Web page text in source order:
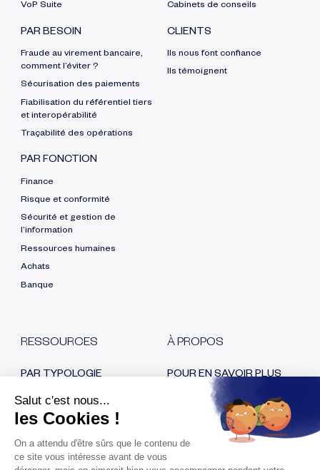
VoP Suite
PAR BESOIN
Fraude au virement bancaire,
comment l’éviter ?
Sécurisation des paiements
Fiabilisation du référentiel tiers
et interopérabilité
Traçabilité des opérations
PAR FONCTION
Finance
Risque et conformité
Sécurité et gestion de
l’information
Ressources humaines
Achats
Banque
Cabinets de conseils
CLIENTS
Ils nous font confiance
Ils témoignent
RESSOURCES
PAR TYPOLOGIE
Blog
E-book
Replays
À PROPOS
POUR EN SAVOIR PLUS
Qui sommes nous ?
Nos certifications
Recrutement